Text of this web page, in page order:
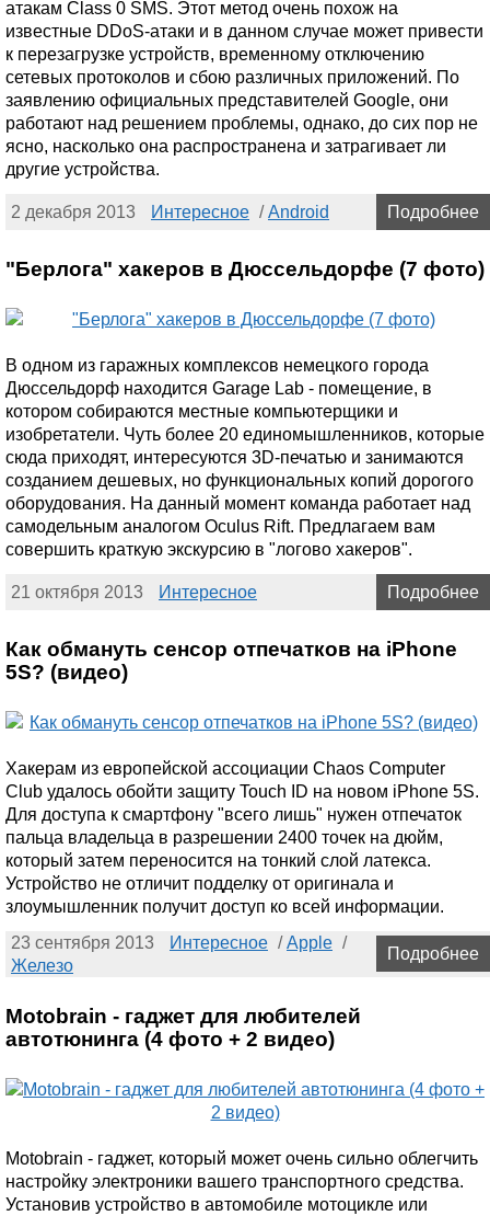
атакам Class 0 SMS. Этот метод очень похож на
известные DDoS-атаки и в данном случае может привести
к перезагрузке устройств, временному отключению
сетевых протоколов и сбою различных приложений. По
заявлению официальных представителей Google, они
работают над решением проблемы, однако, до сих пор не
ясно, насколько она распространена и затрагивает ли
другие устройства.
2 декабря 2013 Интересное /Android Подробнее
"Берлога" хакеров в Дюссельдорфе (7 фото)
В одном из гаражных комплексов немецкого города
Дюссельдорф находится Garage Lab - помещение, в
котором собираются местные компьютерщики и
изобретатели. Чуть более 20 единомышленников, которые
сюда приходят, интересуются 3D-печатью и занимаются
созданием дешевых, но функциональных копий дорогого
оборудования. На данный момент команда работает над
самодельным аналогом Oculus Rift. Предлагаем вам
совершить краткую экскурсию в "логово хакеров".
21 октября 2013 Интересное Подробнее
Как обмануть сенсор отпечатков на iPhone
5S? (видео)
Хакерам из европейской ассоциации Chaos Computer
Club удалось обойти защиту Touch ID на новом iPhone 5S.
Для доступа к смартфону "всего лишь" нужен отпечаток
пальца владельца в разрешении 2400 точек на дюйм,
который затем переносится на тонкий слой латекса.
Устройство не отличит подделку от оригинала и
злоумышленник получит доступ ко всей информации.
23 сентября 2013
Интересное /Apple /
Железо
Подробнее
Motobrain - гаджет для любителей
автотюнинга (4 фото + 2 видео)
Motobrain - гаджет, который может очень сильно облегчить
настройку электроники вашего транспортного средства.
Установив устройство в автомобиле мотоцикле или